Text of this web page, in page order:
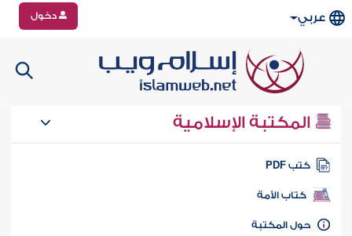
عربي دخول
المكتبة الإسلامية
كتب PDF
كتاب الأمة